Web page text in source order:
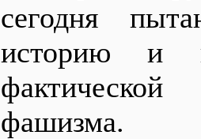
сегодня
историю и
фашизма.